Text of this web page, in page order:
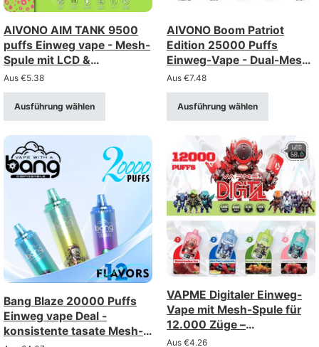
AIVONO AIM TANK 9500
puffs Einweg vape - Mesh-
Spule mit LCD &
Kindersicherung
Aus €5.38
Ausführung wählen
AIVONO Boom Patriot
Edition 25000 Puffs
Einweg-Vape - Dual-Mesh
mit LCD-Display
Aus €7.48
Ausführung wählen
Bang Blaze 20000 Puffs
Einweg vape Deal -
konsistente tasate Mesh-
VAPME Digitaler Einweg-
Vape mit Mesh-Spule für
12.000 Züge –
wiederaufladbar mit
Aus €4.26